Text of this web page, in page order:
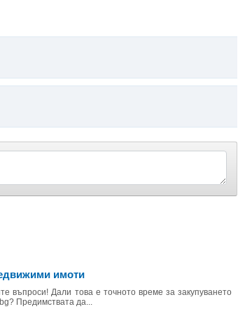
имоти
въпроси! Дали това е точното време за закупуването
Предимствата да...